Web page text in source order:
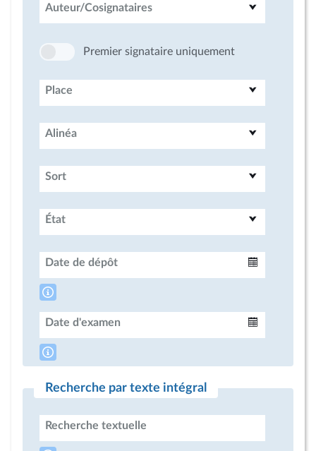
Auteur/Cosignataires
Premier signataire uniquement
Place
Alinéa
Sort
État
Date de dépôt
Date d'examen
Recherche par texte intégral
Recherche textuelle